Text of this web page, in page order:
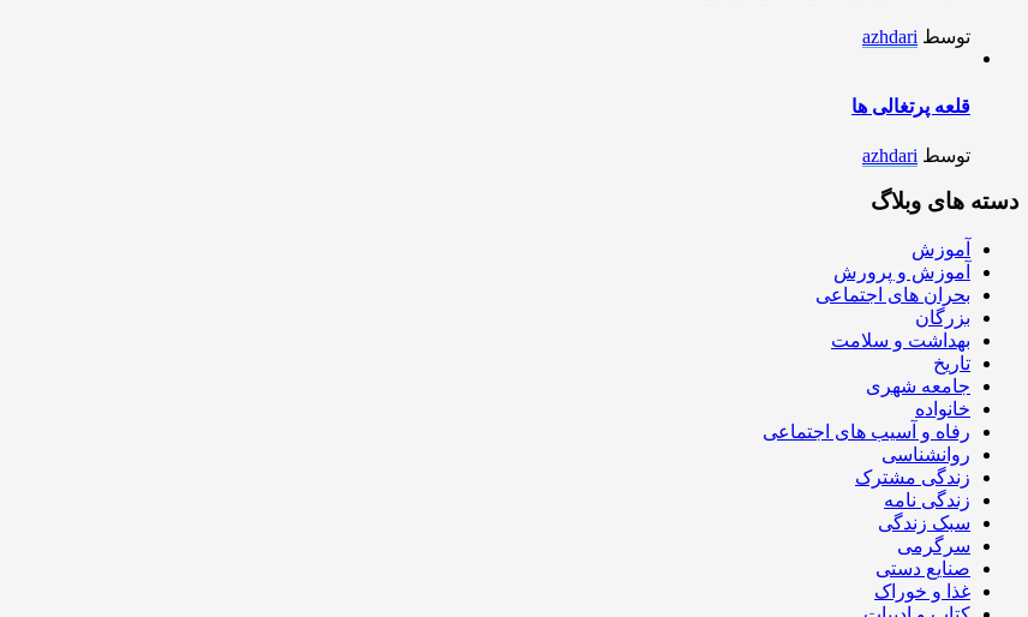
توسط azhdari
قلعه پرتغالی ها
توسط azhdari
دسته های وبلاگ
آموزش
آموزش و پرورش
بحران های اجتماعی
بزرگان
بهداشت و سلامت
تاریخ
جامعه شهری
خانواده
رفاه و آسیب های اجتماعی
روانشناسی
زندگی مشترک
زندگی نامه
سبک زندگی
سرگرمی
صنایع دستی
غذا و خوراک